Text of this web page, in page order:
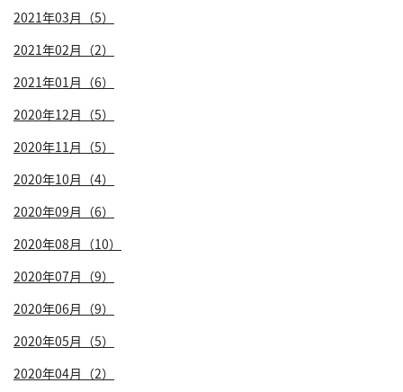
2021年03月（5）
2021年02月（2）
2021年01月（6）
2020年12月（5）
2020年11月（5）
2020年10月（4）
2020年09月（6）
2020年08月（10）
2020年07月（9）
2020年06月（9）
2020年05月（5）
2020年04月（2）